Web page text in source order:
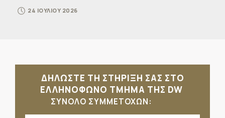
24 ΙΟΥΛΙΟΥ 2026
ΔΗΛΩΣΤΕ ΤΗ ΣΤΗΡΙΞΗ ΣΑΣ ΣΤΟ
ΕΛΛΗΝΟΦΩΝΟ ΤΜΗΜΑ ΤΗΣ DW
ΣΥΝΟΛΟ ΣΥΜΜΕΤΟΧΩΝ: